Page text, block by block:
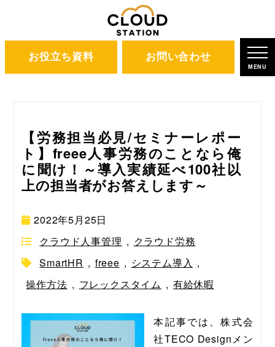
お役立ち資料 お問い合わせ
MENU
ホーム ブログ クラウド人事管理
【労務担当必見/セミナーレポー
ト】freee人事労務のことなら俺
に聞け！～導入実績延べ100社以
上の担当者がお答えします～
2022年5月25日
クラウド人事管理 , クラウド労務
SmartHR , freee , システム導入 ,
操作方法 , フレックスタイム , 有給休暇
本記事では、株式会
社TECO Designメン